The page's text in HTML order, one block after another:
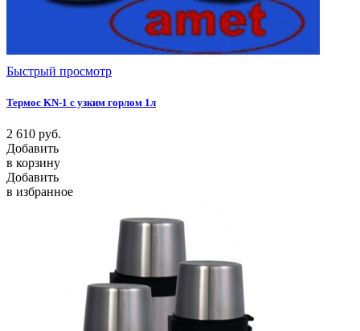
Быстрый просмотр
Термос KN-1 c узким горлом 1л
2 610 руб.
Добавить
в корзину
Добавить
в избранное